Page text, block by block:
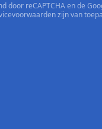
door reCAPTCHA en de
zijn van